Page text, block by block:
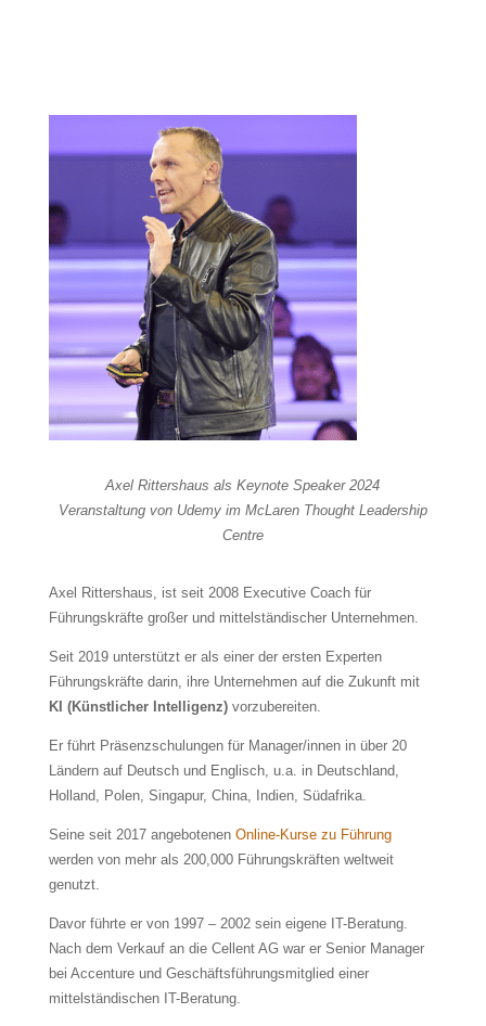
Axel Rittershaus als Keynote Speaker 2024
Veranstaltung von Udemy im McLaren Thought Leadership
Centre
Axel Rittershaus, ist seit 2008 Executive Coach für
Führungskräfte großer und mittelständischer Unternehmen.
Seit 2019 unterstützt er als einer der ersten Experten
Führungskräfte darin, ihre Unternehmen auf die Zukunft mit
KI (Künstlicher Intelligenz)vorzubereiten.
Er führt Präsenzschulungen für Manager/innen in über 20
Ländern auf Deutsch und Englisch, u.a. in Deutschland,
Holland, Polen, Singapur, China, Indien, Südafrika.
Seine seit 2017 angebotenen Online-Kurse zu Führung
werden von mehr als 200,000 Führungskräften weltweit
genutzt.
Davor führte er von 1997 – 2002 sein eigene IT-Beratung.
Nach dem Verkauf an die Cellent AG war er Senior Manager
bei Accenture und Geschäftsführungsmitglied einer
mittelständischen IT-Beratung.